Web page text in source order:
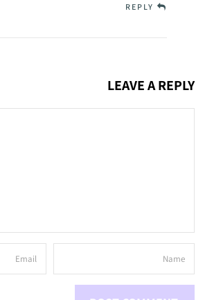
REPLY
LEAVE A REPLY